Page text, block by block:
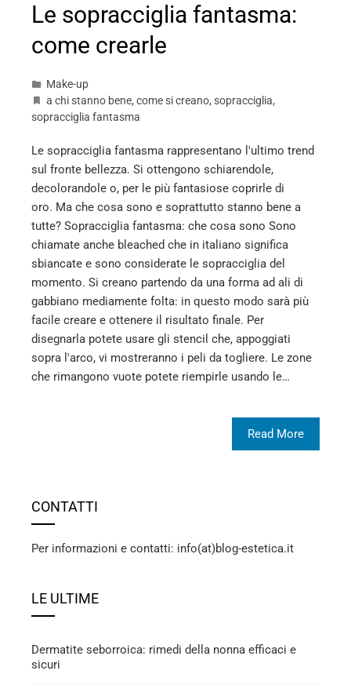
Le sopracciglia fantasma:
come crearle
Make-up
a chi stanno bene, come si creano, sopracciglia,
sopracciglia fantasma
Le sopracciglia fantasma rappresentano l'ultimo trend
sul fronte bellezza. Si ottengono schiarendole,
decolorandole o, per le più fantasiose coprirle di
oro. Ma che cosa sono e soprattutto stanno bene a
tutte? Sopracciglia fantasma: che cosa sono Sono
chiamate anche bleached che in italiano significa
sbiancate e sono considerate le sopracciglia del
momento. Si creano partendo da una forma ad ali di
gabbiano mediamente folta: in questo modo sarà più
facile creare e ottenere il risultato finale. Per
disegnarla potete usare gli stencil che, appoggiati
sopra l'arco, vi mostreranno i peli da togliere. Le zone
che rimangono vuote potete riempirle usando le…
Read More
CONTATTI
Per informazioni e contatti: info(at)blog-estetica.it
LE ULTIME
Dermatite seborroica: rimedi della nonna efficaci e
sicuri